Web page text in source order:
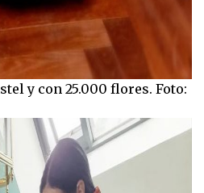
y con 25.000 flores. Foto: